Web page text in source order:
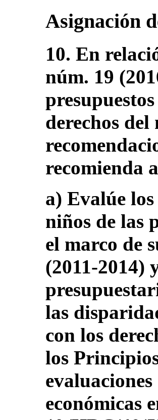
Asignación
10. En
núm. 19
derechos
recomienda
a) Evalúe los
niños de las
el marco de
(2011-2014)
las
con los
los
económicas